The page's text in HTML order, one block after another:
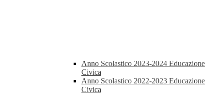
Anno Scolastico 2023-2024 Educazione
Civica
Anno Scolastico 2022-2023 Educazione
Civica